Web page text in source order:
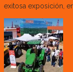
exitosa exposición,